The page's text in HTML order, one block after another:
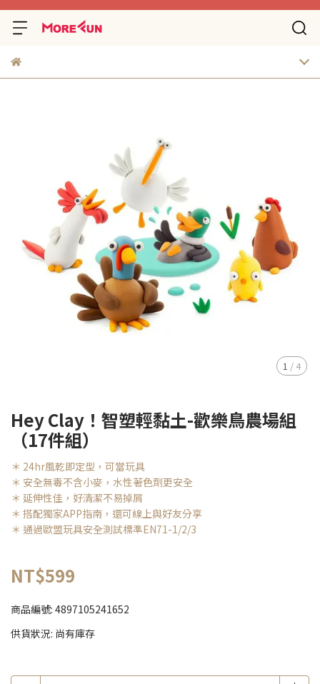
1 / 4
Hey Clay！智塑輕黏土-歡樂鳥農場組
（17件組）
＊ 24hr風乾即定型，可當玩具
＊ 安全無毒不含小麥，水性著色劑更安全
＊ 延伸性佳，好清潔不易掉屑
＊ 搭配獨家APP指南，還可線上與好友分享
＊ 通過歐盟玩具安全測試標準EN71-1/2/3
NT$599
商品編號: 4897105241652
供貨狀況: 尚有庫存